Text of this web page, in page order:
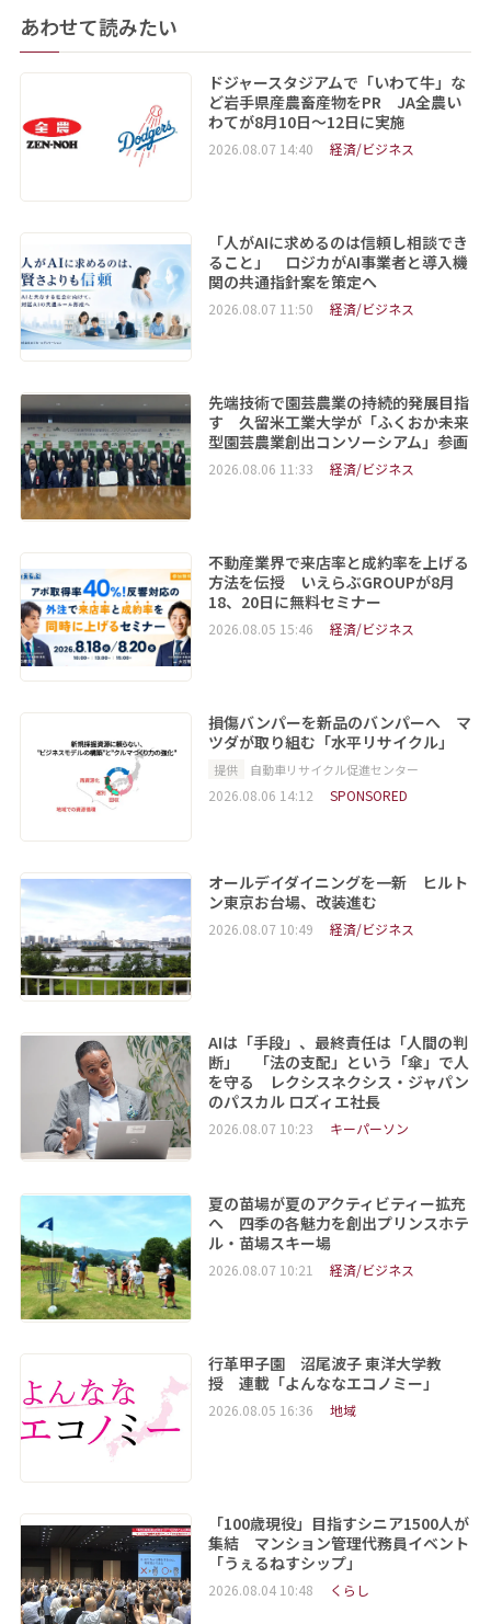
あわせて読みたい
ドジャースタジアムで「いわて牛」な
ど岩手県産農畜産物をPR JA全農い
わてが8月10日～12日に実施
2026.08.07 14:40 経済/ビジネス
「人がAIに求めるのは信頼し相談でき
ること」 ロジカがAI事業者と導入機
関の共通指針案を策定へ
2026.08.07 11:50 経済/ビジネス
先端技術で園芸農業の持続的発展目指
す 久留米工業大学が「ふくおか未来
型園芸農業創出コンソーシアム」参画
2026.08.06 11:33 経済/ビジネス
不動産業界で来店率と成約率を上げる
方法を伝授 いえらぶGROUPが8月
18、20日に無料セミナー
2026.08.05 15:46 経済/ビジネス
損傷バンパーを新品のバンパーへ マ
ツダが取り組む「水平リサイクル」
提供 自動車リサイクル促進センター
2026.08.06 14:12 SPONSORED
オールデイダイニングを一新 ヒルト
ン東京お台場、改装進む
2026.08.07 10:49 経済/ビジネス
AIは「手段」、最終責任は「人間の判
断」 「法の支配」という「傘」で人
を守る レクシスネクシス・ジャパン
のパスカル ロズィエ社長
2026.08.07 10:23 キーパーソン
夏の苗場が夏のアクティビティー拡充
へ 四季の各魅力を創出プリンスホテ
ル・苗場スキー場
2026.08.07 10:21 経済/ビジネス
行革甲子園 沼尾波子 東洋大学教
授 連載「よんななエコノミー」
2026.08.05 16:36 地域
「100歳現役」目指すシニア1500人が
集結 マンション管理代務員イベント
「うぇるねすシップ」
2026.08.04 10:48 くらし